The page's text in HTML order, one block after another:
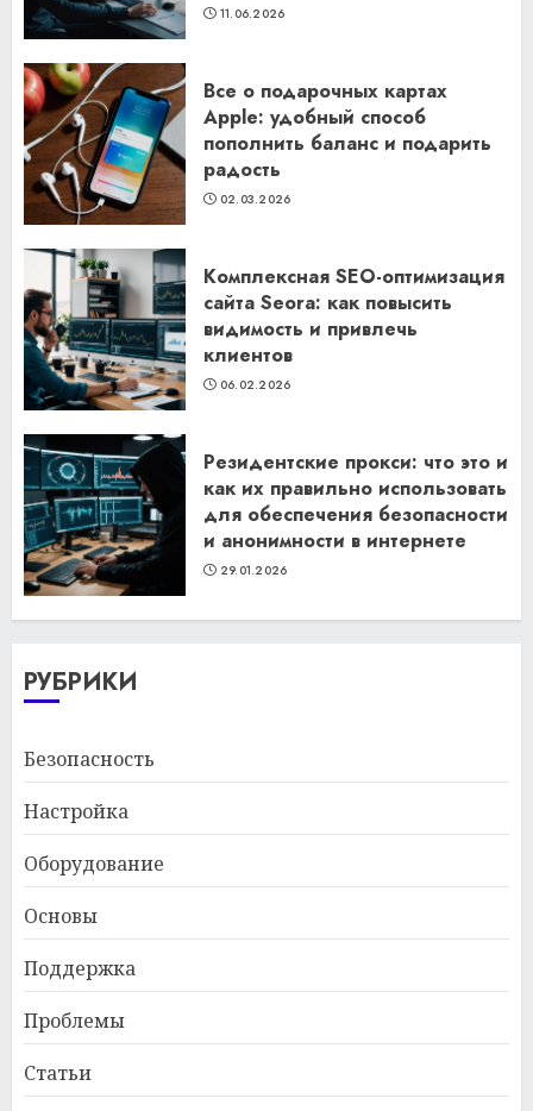
11.06.2026
Все о подарочных картах
Apple: удобный способ
пополнить баланс и подарить
радость
02.03.2026
Комплексная SEO-оптимизация
сайта Seora: как повысить
видимость и привлечь
клиентов
06.02.2026
Резидентские прокси: что это и
как их правильно использовать
для обеспечения безопасности
и анонимности в интернете
29.01.2026
РУБРИКИ
Безопасность
Настройка
Оборудование
Основы
Поддержка
Проблемы
Статьи